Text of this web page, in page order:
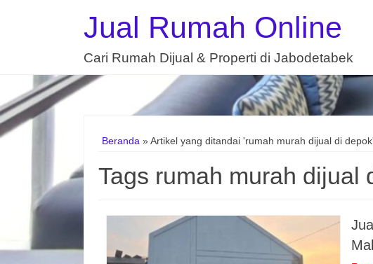
Jual Rumah Online
Cari Rumah Dijual & Properti di Jabodetabek
Beranda »Artikel yang ditandai 'rumah murah dijual di depok'
Tags rumah murah dijual